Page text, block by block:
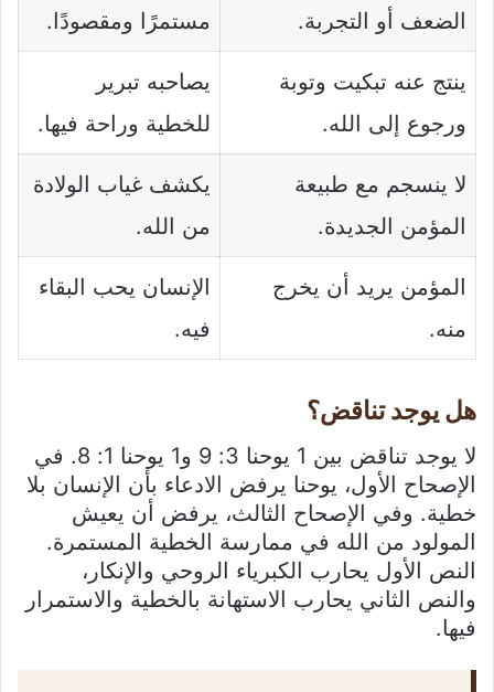
الضعف أو التجربة. مستمرًا ومقصودًا.
ينتج عنه تبكيت وتوبة
ورجوع إلى الله.
يصاحبه تبرير
للخطية وراحة فيها.
لا ينسجم مع طبيعة
المؤمن الجديدة.
يكشف غياب الولادة
من الله.
المؤمن يريد أن يخرج
منه.
الإنسان يحب البقاء
فيه.
هل يوجد تناقض؟
لا يوجد تناقض بين 1 يوحنا 3: 9 و1 يوحنا 1: 8. في
الإصحاح الأول، يوحنا يرفض الادعاء بأن الإنسان بلا
خطية. وفي الإصحاح الثالث، يرفض أن يعيش
المولود من الله في ممارسة الخطية المستمرة.
النص الأول يحارب الكبرياء الروحي والإنكار،
والنص الثاني يحارب الاستهانة بالخطية والاستمرار
فيها.